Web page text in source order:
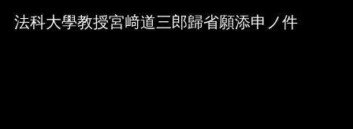
Media Viewer
法科大學教授宮﨑道三郎歸省願添申ノ件